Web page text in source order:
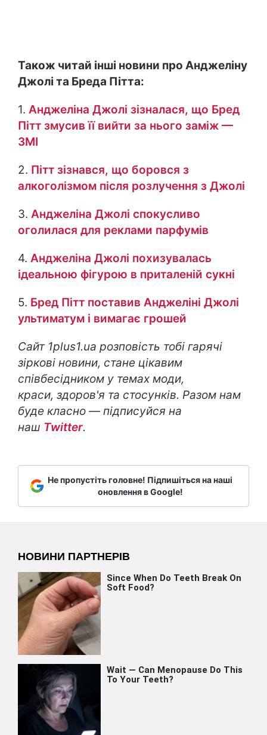
Також читай інші новини про Анджеліну
Джолі та Бреда Пітта:
1. Анджеліна Джолі зізналася, що Бред
Пітт змусив її вийти за нього заміж —
ЗМІ
2. Пітт зізнався, що боровся з
алкоголізмом після розлучення з Джолі
3. Анджеліна Джолі спокусливо
оголилася для реклами парфумів
4. Анджеліна Джолі похизувалась
ідеальною фігурою в приталеній сукні
5. Бред Пітт поставив Анджеліні Джолі
ультиматум і вимагає грошей
Сайт 1plus1.ua розповість тобі гарячі
зіркові новини, стане цікавим
співбесідником у темах моди,
краси, здоров'я та стосунків. Разом нам
буде класно — підписуйся на
наш Twitter.
Не пропустіть головне! Підпишіться на наші
оновлення в Google!